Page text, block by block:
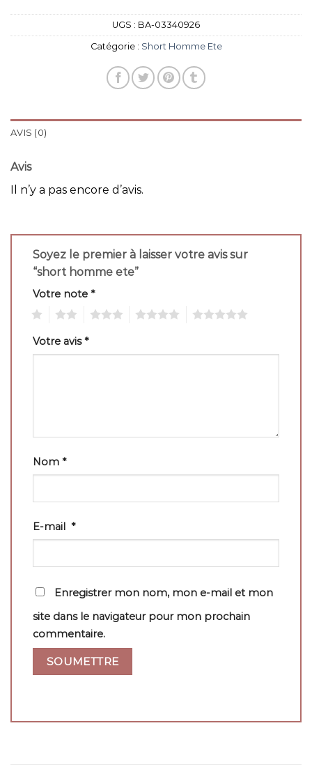
UGS : BA-03340926
Catégorie : Short Homme Ete
AVIS (0)
Avis
Il n’y a pas encore d’avis.
Soyez le premier à laisser votre avis sur
“short homme ete”
Votre note *
Votre avis*
Nom *
E-mail *
Enregistrer mon nom, mon e-mail et mon
site dans le navigateur pour mon prochain
commentaire.